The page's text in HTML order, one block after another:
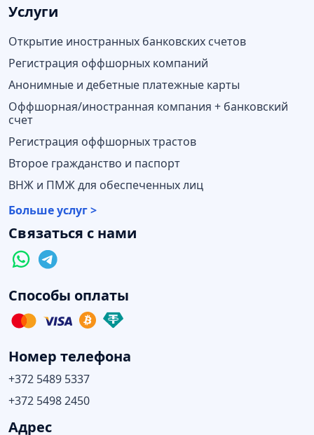
Услуги
Открытие иностранных банковских счетов
Регистрация оффшорных компаний
Анонимные и дебетные платежные карты
Оффшорная/иностранная компания + банковский
счет
Регистрация оффшорных трастов
Второе гражданство и паспорт
ВНЖ и ПМЖ для обеспеченных лиц
Больше услуг >
Связаться с нами
Способы оплаты
Номер телефона
+372 5489 5337
+372 5498 2450
Адрес